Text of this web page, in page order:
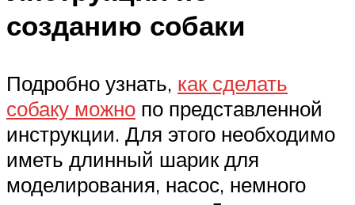
созданию собаки
Подробно узнать, как сделать
собаку можно по представленной
инструкции. Для этого необходимо
иметь длинный шарик для
моделирования, насос, немного